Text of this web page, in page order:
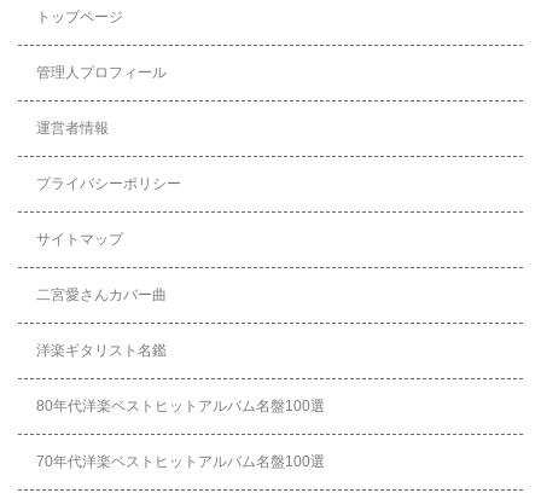
トップページ
管理人プロフィール
運営者情報
プライバシーポリシー
サイトマップ
二宮愛さんカバー曲
洋楽ギタリスト名鑑
80年代洋楽ベストヒットアルバム名盤100選
70年代洋楽ベストヒットアルバム名盤100選